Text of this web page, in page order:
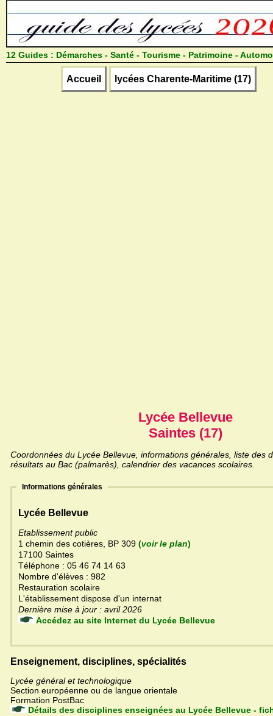
12 Guides : Démarches - Santé - Tourisme - Patrimoine -
Accueil lycées Charente-Maritime (17)
Lycée Bellevue
Saintes (17)
Coordonnées du Lycée Bellevue, informations générales, liste des
résultats au Bac (palmarès), calendrier des vacances scolaires.
Informations générales
Lycée Bellevue
Etablissement public
1 chemin des cotières, BP 309 (voir le plan)
17100 Saintes
Téléphone : 05 46 74 14 63
Nombre d'élèves : 982
Restauration scolaire
L'établissement dispose d'un internat
Dernière mise à jour : avril 2026
Accédez au site Internet du Lycée Bellevue
Enseignement, disciplines, spécialités
Lycée général et technologique
Section européenne ou de langue orientale
Formation PostBac
Détails des disciplines enseignées au Lycée Bellevue -